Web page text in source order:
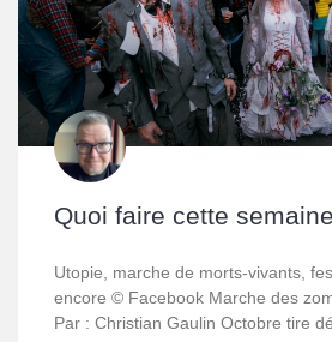
Quoi faire cette
Utopie, marche de morts-vivants,
encore © Facebook Marche des
Par : Christian Gaulin Octobre tire